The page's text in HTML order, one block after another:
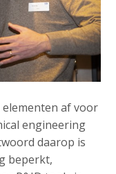
af voor
engineering
daarop is
beperkt,